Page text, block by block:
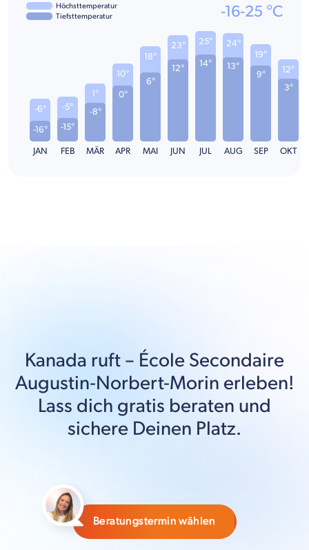
Höchsttemperatur
Tiefsttemperatur
-16-25 °C
-16°
-6°
JAN
-15°
-5°
FEB
-8°
1°
MÄR
0°
10°
APR
6°
18°
MAI
12°
23°
JUN
14°
25°
JUL
13°
24°
AUG
9°
19°
SEP
3°
12°
OKT
Kanada ruft – École Secondaire
Augustin-Norbert-Morin erleben!
Lass dich gratis beraten und
sichere Deinen Platz.
Beratungstermin wählen